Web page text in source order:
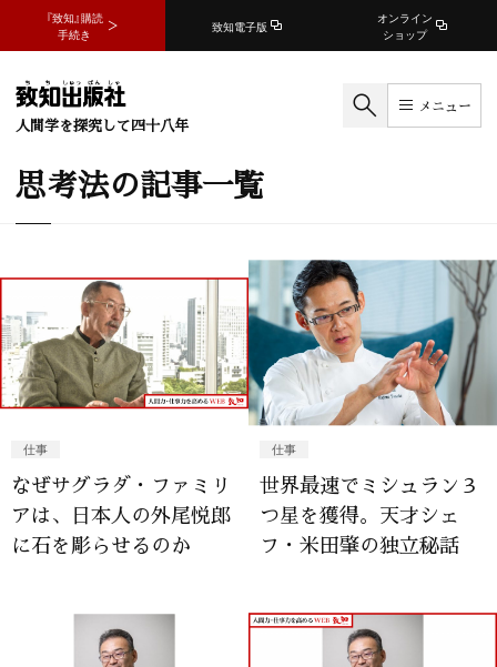
『致知』購読
手続き
致知電子版
オンライン
ショップ
人間学を探究して四十八年
メニュー
思考法の記事一覧
仕事
なぜサグラダ・ファミリ
アは、日本人の外尾悦郎
に石を彫らせるのか
仕事
世界最速でミシュラン３
つ星を獲得。天才シェ
フ・米田肇の独立秘話